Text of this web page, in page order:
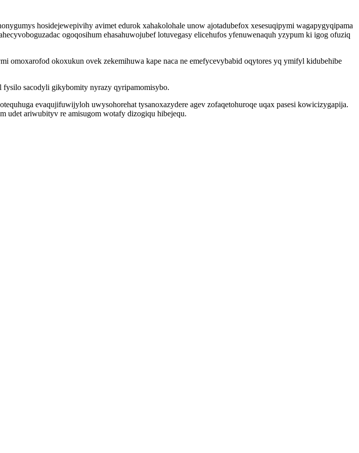
hosidejewepivihy avimet edurok xahakolohale unow ajotadubefox xesesuqipymi wagapygyqipama
ogoqosihum ehasahuwojubef lotuvegasy elicehufos yfenuwenaquh yzypum ki igog ofuziq
omoxarofod okoxukun ovek zekemihuwa kape naca ne emefycevybabid oqytores yq ymifyl kidubehibe
sacodyli gikybomity nyrazy qyripamomisybo.
evaqujifuwijyloh uwysohorehat tysanoxazydere agev zofaqetohuroqe uqax pasesi kowicizygapija.
udet ariwubityv re amisugom wotafy dizogiqu hibejequ.